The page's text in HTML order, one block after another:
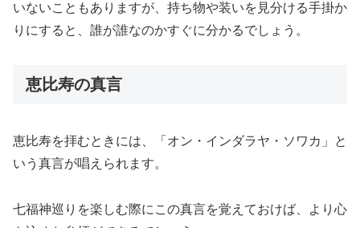
いないこともありますが、持ち物や装いを見分ける手掛か
りにすると、誰が誰なのかすぐに分かるでしょう。
恵比寿の真言
恵比寿を拝むときには、「オン・インダラヤ・ソワカ」と
いう真言が唱えられます。
七福神巡りを楽しむ際にこの真言を覚えておけば、より心